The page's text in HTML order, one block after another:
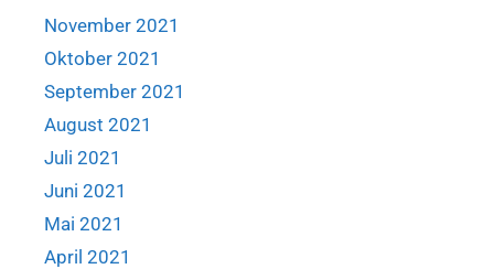
November 2021
Oktober 2021
September 2021
August 2021
Juli 2021
Juni 2021
Mai 2021
April 2021